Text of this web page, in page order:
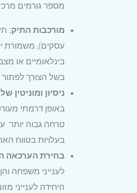
מספר גורמים
מורכבות התיק:
עסקים), משמורת
בינלאומיים או
בשל הצורך לפתור
ניסיון ומוניטין
באופן דרמתי
טרחה גבוה יותר.
בעלויות בטווח
בחירת הערכאה
לענייני משפחה
היחידה לענייני